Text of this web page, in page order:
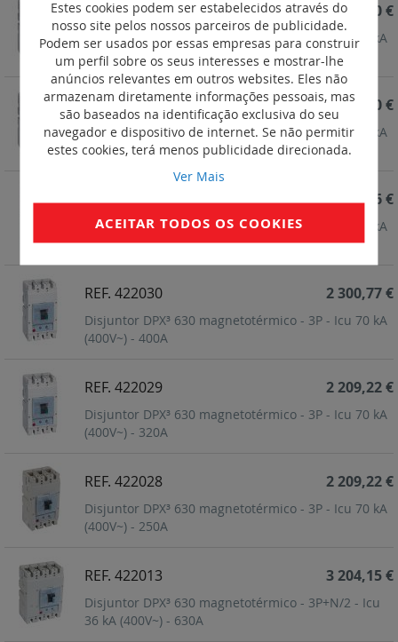
REF. 422035
Disjuntor DPX³ 630 magnetotérmico - 4P - Icu 70 kA
(400V~) - 400A
2 993,60 €
REF. 422034
Disjuntor DPX³ 630 magnetotérmico - 4P - Icu 70 kA
(400V~) - 320A
2 941,30 €
REF. 422032
Disjuntor DPX³ 630 magnetotérmico - 3P - Icu 70 kA
(400V~) - 630A
2 875,86 €
REF. 422030
Disjuntor DPX³ 630 magnetotérmico - 3P - Icu 70 kA
(400V~) - 400A
2 300,77 €
REF. 422029
Disjuntor DPX³ 630 magnetotérmico - 3P - Icu 70 kA
(400V~) - 320A
2 209,22 €
REF. 422028
Disjuntor DPX³ 630 magnetotérmico - 3P - Icu 70 kA
(400V~) - 250A
2 209,22 €
REF. 422013
Disjuntor DPX³ 630 magnetotérmico - 3P+N/2 - Icu
36 kA (400V~) - 630A
3 204,15 €
Estes cookies podem ser estabelecidos através do
nosso site pelos nossos parceiros de publicidade.
Podem ser usados por essas empresas para construir
um perfil sobre os seus interesses e mostrar-lhe
anúncios relevantes em outros websites. Eles não
armazenam diretamente informações pessoais, mas
são baseados na identificação exclusiva do seu
navegador e dispositivo de internet. Se não permitir
estes cookies, terá menos publicidade direcionada.
Ver Mais
ACEITAR TODOS OS COOKIES